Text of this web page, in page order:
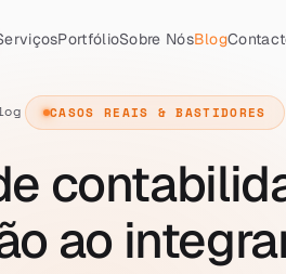
PortfólioSobre NósBlog
CASOS REAIS & BASTIDORES
ao